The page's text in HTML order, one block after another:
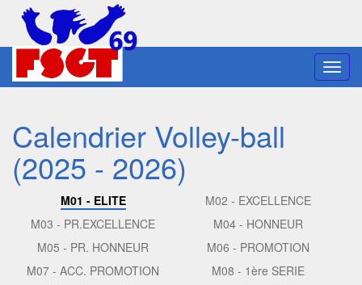
Calendrier Volley-ball
(2025 - 2026)
M01 - ELITE
M02 - EXCELLENCE
M03 - PR.EXCELLENCE
M04 - HONNEUR
M05 - PR. HONNEUR
M06 - PROMOTION
M07 - ACC. PROMOTION
M08 - 1ère SERIE